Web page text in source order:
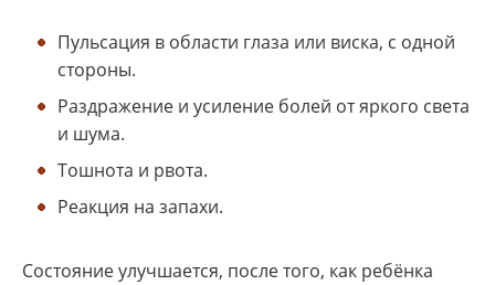
Пульсация в области глаза или виска, с одной
стороны.
Раздражение и усиление болей от яркого света
и шума.
Тошнота и рвота.
Реакция на запахи.
Состояние улучшается, после того, как ребёнка